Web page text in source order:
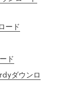
ード
ド
ダウンロ